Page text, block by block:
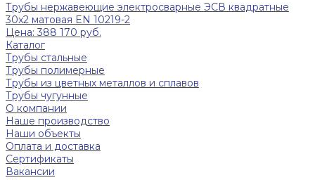
Трубы нержавеющие электросварные ЭСВ квадратные
30x2 матовая EN 10219-2
Цена: 388 170 руб.
Каталог
Трубы стальные
Трубы полимерные
Трубы из цветных металлов и сплавов
Трубы чугунные
О компании
Наше производство
Наши объекты
Оплата и доставка
Сертификаты
Вакансии